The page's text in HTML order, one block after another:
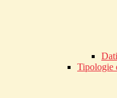
Tipologie